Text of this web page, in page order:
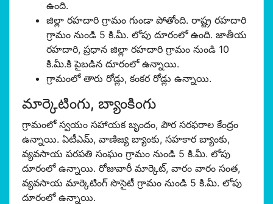
ఉంది.
జిల్లా రహదారి గ్రామం గుండా పోతోంది. రాష్ట్ర రహదారి
గ్రామం నుండి 5 కి.మీ. లోపు దూరంలో ఉంది. జాతీయ
రహదారి, ప్రధాన జిల్లా రహదారి గ్రామం నుండి 10
కి.మీ.కి పైబడిన దూరంలో ఉన్నాయి.
గ్రామంలో తారు రోడ్లు, కంకర రోడ్లు ఉన్నాయి.
మార్కెటింగు, బ్యాంకింగు
గ్రామంలో స్వయం సహాయక బృందం, పౌర సరఫరాల కేంద్రం
ఉన్నాయి. ఏటీఎమ్, వాణిజ్య బ్యాంకు, సహకార బ్యాంకు,
వ్యవసాయ పరపతి సంఘం గ్రామం నుండి 5 కి.మీ. లోపు
దూరంలో ఉన్నాయి. రోజువారీ మార్కెట్, వారం వారం సంత,
వ్యవసాయ మార్కెటింగ్ సొసైటీ గ్రామం నుండి 5 కి.మీ. లోపు
దూరంలో ఉన్నాయి.